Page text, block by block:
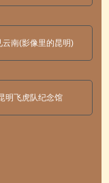
云南(影像里的昆明)
明飞虎队纪念馆